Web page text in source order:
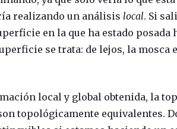
realizando un análisislocal. Si
en la que ha estado posada
se trata: de lejos, la
local y global obtenida, la
topológicamente equivalentes.